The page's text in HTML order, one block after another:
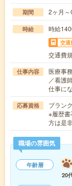
期間 2ヶ月
時給 時給
交通
交通費
仕事内容
医療事
／看護
仕事に
応募資格
ブラン
※履歴
方は是
職場の雰囲気
年齢層
20